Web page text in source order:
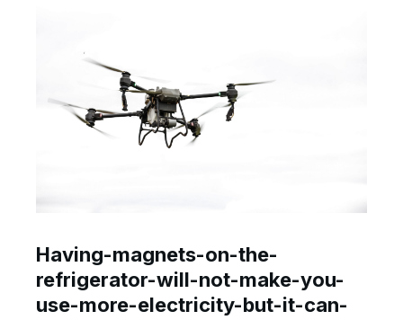
Having-magnets-on-the-
refrigerator-will-not-make-you-
use-more-electricity-but-it-can-